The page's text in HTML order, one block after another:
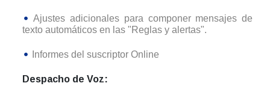
Ajustes adicionales para componer mensajes de
texto automáticos en las "Reglas y alertas".
Informes del suscriptor Online
Despacho de Voz: